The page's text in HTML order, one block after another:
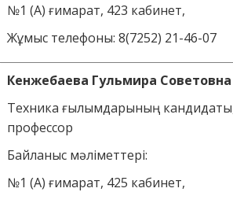
№1 (А) ғимарат, 423 кабинет,
Жұмыс телефоны: 8(7252) 21-46-07
Кенжебаева Гульмира Советовна
Техника ғылымдарының
профессор
Байланыс мәліметтері:
№1 (А) ғимарат, 425 кабинет,